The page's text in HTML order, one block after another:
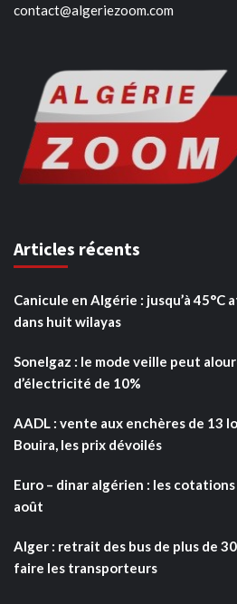
contact@algeriezoom.com
Articles récents
Canicule en Algérie : jusqu’à 45°C
dans huit wilayas
Sonelgaz : le mode veille peut
d’électricité de 10%
AADL : vente aux enchères de 13
Bouira, les prix dévoilés
Euro – dinar algérien : les
août
Alger : retrait des bus de plus de
faire les transporteurs